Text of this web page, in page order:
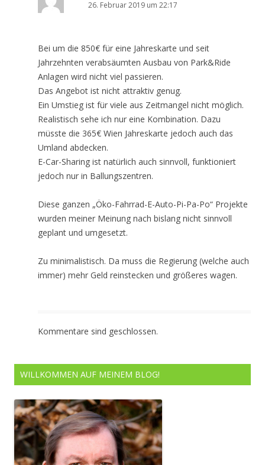
26. Februar 2019 um 22:17
Bei um die 850€ für eine Jahreskarte und seit
Jahrzehnten verabsäumten Ausbau von Park&Ride
Anlagen wird nicht viel passieren.
Das Angebot ist nicht attraktiv genug.
Ein Umstieg ist für viele aus Zeitmangel nicht möglich.
Realistisch sehe ich nur eine Kombination. Dazu
müsste die 365€ Wien Jahreskarte jedoch auch das
Umland abdecken.
E-Car-Sharing ist natürlich auch sinnvoll, funktioniert
jedoch nur in Ballungszentren.
Diese ganzen „Öko-Fahrrad-E-Auto-Pi-Pa-Po“ Projekte
wurden meiner Meinung nach bislang nicht sinnvoll
geplant und umgesetzt.
Zu minimalistisch. Da muss die Regierung (welche auch
immer) mehr Geld reinstecken und größeres wagen.
Kommentare sind geschlossen.
WILLKOMMEN AUF MEINEM BLOG!